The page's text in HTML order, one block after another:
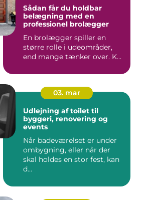
Sådan får du holdbar
belægning med en
professionel brolægger
En brolægger spiller en
større rolle i udeområder,
end mange tænker over. K...
03. mar
Udlejning af toilet til
byggeri, renovering og
events
Når badeværelset er under
ombygning, eller når der
skal holdes en stor fest, kan
d...